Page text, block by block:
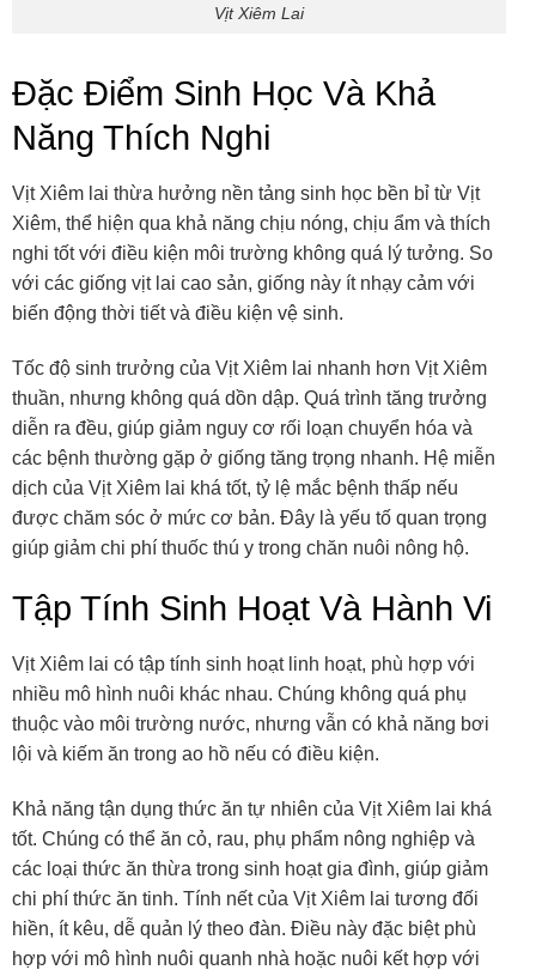
Vịt Xiêm Lai
Đặc Điểm Sinh Học Và Khả
Năng Thích Nghi
Vịt Xiêm lai thừa hưởng nền tảng sinh học bền bỉ từ Vịt
Xiêm, thể hiện qua khả năng chịu nóng, chịu ẩm và thích
nghi tốt với điều kiện môi trường không quá lý tưởng. So
với các giống vịt lai cao sản, giống này ít nhạy cảm với
biến động thời tiết và điều kiện vệ sinh.
Tốc độ sinh trưởng của Vịt Xiêm lai nhanh hơn Vịt Xiêm
thuần, nhưng không quá dồn dập. Quá trình tăng trưởng
diễn ra đều, giúp giảm nguy cơ rối loạn chuyển hóa và
các bệnh thường gặp ở giống tăng trọng nhanh. Hệ miễn
dịch của Vịt Xiêm lai khá tốt, tỷ lệ mắc bệnh thấp nếu
được chăm sóc ở mức cơ bản. Đây là yếu tố quan trọng
giúp giảm chi phí thuốc thú y trong chăn nuôi nông hộ.
Tập Tính Sinh Hoạt Và Hành Vi
Vịt Xiêm lai có tập tính sinh hoạt linh hoạt, phù hợp với
nhiều mô hình nuôi khác nhau. Chúng không quá phụ
thuộc vào môi trường nước, nhưng vẫn có khả năng bơi
lội và kiếm ăn trong ao hồ nếu có điều kiện.
Khả năng tận dụng thức ăn tự nhiên của Vịt Xiêm lai khá
tốt. Chúng có thể ăn cỏ, rau, phụ phẩm nông nghiệp và
các loại thức ăn thừa trong sinh hoạt gia đình, giúp giảm
chi phí thức ăn tinh. Tính nết của Vịt Xiêm lai tương đối
hiền, ít kêu, dễ quản lý theo đàn. Điều này đặc biệt phù
hợp với mô hình nuôi quanh nhà hoặc nuôi kết hợp với